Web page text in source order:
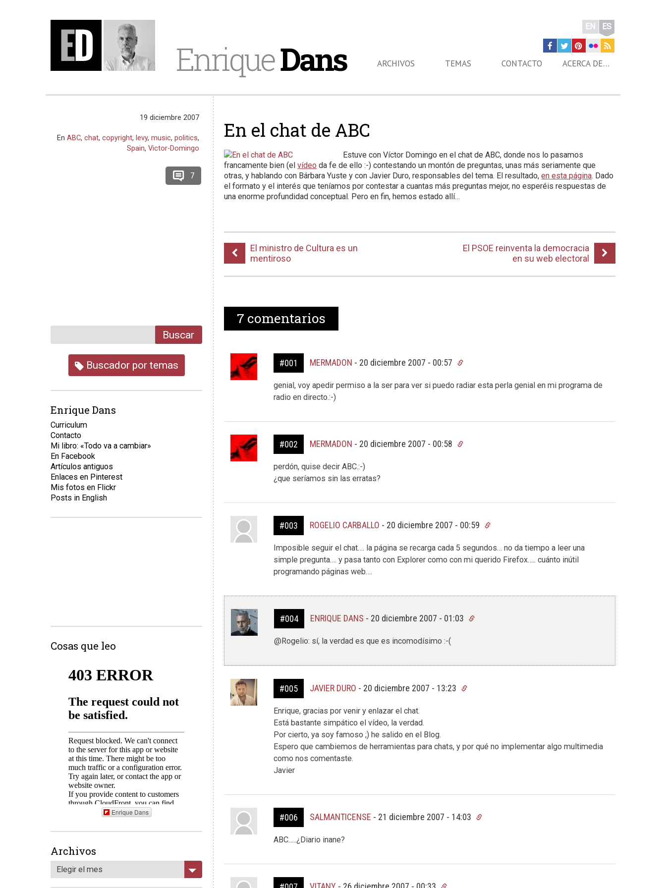
EnriqueDans
EN ES
ARCHIVOS TEMAS CONTACTO ACERCA DE…
En el chat de ABC
Estuve con Víctor Domingo en el chat de ABC, donde nos lo pasamos
francamente bien (elvídeo da fe de ello :-) contestando un montón de preguntas, unas más seriamente que
otras, y hablando con Bárbara Yuste y con Javier Duro, responsables del tema. El resultado,en esta página. Dado
el formato y el interés que teníamos por contestar a cuantas más preguntas mejor, no esperéis respuestas de
una enorme profundidad conceptual. Pero en fin, hemos estado allí…
El ministro de Cultura es un
mentiroso
El PSOE reinventa la democracia
en su web electoral
7 comentarios
#001 MERMADON - 20 diciembre 2007 - 00:57
genial, voy apedir permiso a la ser para ver si puedo radiar esta perla genial en mi programa de
radio en directo.:-)
#002 MERMADON - 20 diciembre 2007 - 00:58
perdón, quise decir ABC.:-)
¿que seríamos sin las erratas?
#003 ROGELIO CARBALLO - 20 diciembre 2007 - 00:59
Imposible seguir el chat…. la página se recarga cada 5 segundos… no da tiempo a leer una
simple pregunta…. y pasa tanto con Explorer como con mi querido Firefox….. cuánto inútil
programando páginas web….
#004 ENRIQUE DANS - 20 diciembre 2007 - 01:03
@Rogelio: sí, la verdad es que es incomodísimo :-(
#005 JAVIER DURO - 20 diciembre 2007 - 13:23
Enrique, gracias por venir y enlazar el chat.
Está bastante simpático el vídeo, la verdad.
Por cierto, ya soy famoso ;) he salido en el Blog.
Espero que cambiemos de herramientas para chats, y por qué no implementar algo multimedia
como nos comentaste.
Javier
#006 SALMANTICENSE - 21 diciembre 2007 - 14:03
ABC…..¿Diario inane?
19 diciembre 2007
EnABC,chat,copyright,levy,music,politics,
Spain,Victor-Domingo
7
Buscar
Buscador por temas
Enrique Dans
Curriculum
Contacto
Mi libro: «Todo va a cambiar»
En Facebook
Artículos antiguos
Enlaces en Pinterest
Mis fotos en Flickr
Posts in English
Cosas que leo
Enrique Dans
Archivos
Elegir el mes